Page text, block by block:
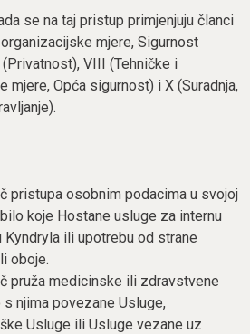
se na taj pristup primjenjuju članci
mjere, Sigurnost
VIII (Tehničke i
mjere, Opća sigurnost) i X (Suradnja,
pristupa osobnim podacima u svojoj
koje Hostane usluge za internu
Kyndryla ili upotrebu od strane
oboje.
pruža medicinske ili zdravstvene
njima povezane Usluge,
Usluge ili Usluge vezane uz